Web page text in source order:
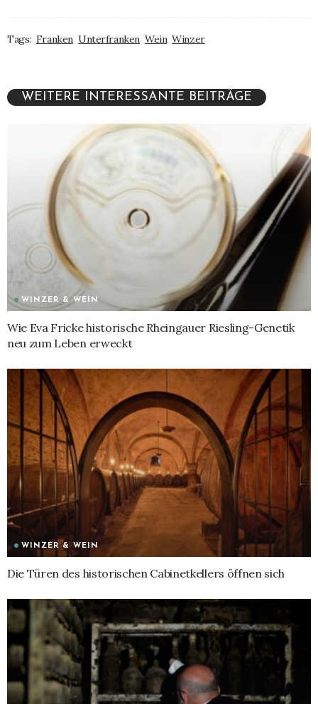
Tags: Franken Unterfranken Wein Winzer
WEITERE INTERESSANTE BEITRÄGE
WINZER & WEIN
Wie Eva Fricke historische Rheingauer Riesling-Genetik
neu zum Leben erweckt
WINZER & WEIN
Die Türen des historischen Cabinetkellers öffnen sich